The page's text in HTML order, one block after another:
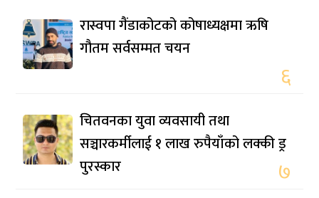
रास्वपा गैंडाकोटको कोषाध्यक्षमा ऋषि
गौतम सर्वसम्मत चयन
६
चितवनका युवा व्यवसायी तथा
सञ्चारकर्मीलाई १ लाख रुपैयाँको लक्की ड्र
पुरस्कार
७